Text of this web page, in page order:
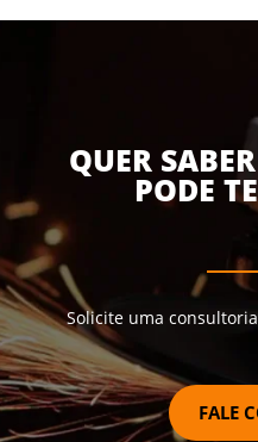
QUER
PODE
Solicite uma
FALE